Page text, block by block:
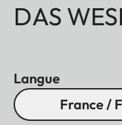
DAS
Langue
France /